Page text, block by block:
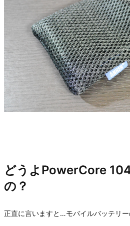
どうよPowerCore
の？
正直に言いますと…モバイルバッテリ